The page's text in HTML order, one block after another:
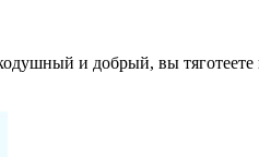
и добрый, вы